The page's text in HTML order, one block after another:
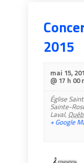
2015
mai 15,
@ 17 h 00
Église
Sainte-
Laval,
+ Google